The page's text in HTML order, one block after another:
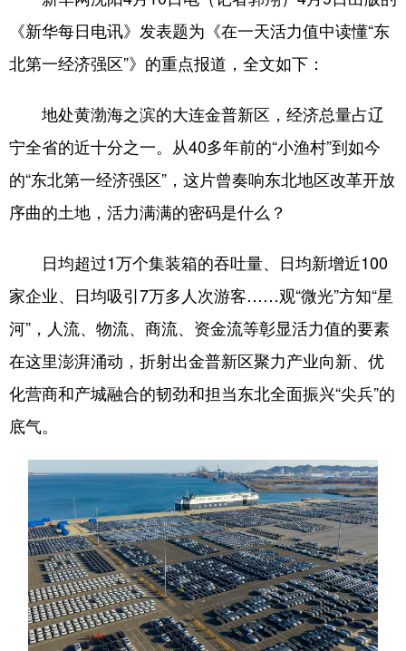
《新华每日电讯》发表题为《在一天活力值中读懂“东
北第一经济强区”》的重点报道，全文如下：
地处黄渤海之滨的大连金普新区，经济总量占辽
宁全省的近十分之一。从40多年前的“小渔村”到如今
的“东北第一经济强区”，这片曾奏响东北地区改革开放
序曲的土地，活力满满的密码是什么？
日均超过1万个集装箱的吞吐量、日均新增近100
家企业、日均吸引7万多人次游客……观“微光”方知“星
河”，人流、物流、商流、资金流等彰显活力值的要素
在这里澎湃涌动，折射出金普新区聚力产业向新、优
化营商和产城融合的韧劲和担当东北全面振兴“尖兵”的
底气。